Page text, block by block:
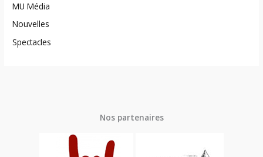
MU Média
Nouvelles
Spectacles
Nos partenaires